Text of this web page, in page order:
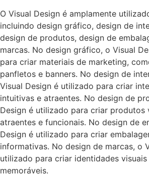
O Visual Design é amplamente
incluindo design gráfico, design de
design de produtos, design de
marcas. No design gráfico, o Visual
para criar materiais de marketing,
panfletos e banners. No design de
Visual Design é utilizado para criar
intuitivas e atraentes. No design de
Design é utilizado para criar produtos
atraentes e funcionais. No design de
Design é utilizado para criar
informativas. No design de marcas, o
utilizado para criar identidades
memoráveis.